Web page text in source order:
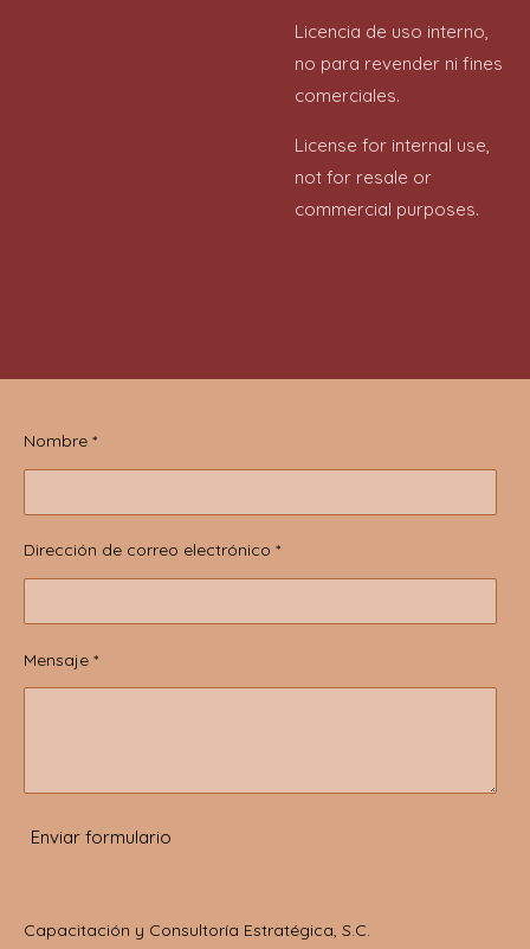
Licencia de uso interno,
no para revender ni fines
comerciales.
License for internal use,
not for resale or
commercial purposes.
Nombre *
Dirección de correo electrónico *
Mensaje *
Enviar formulario
Capacitación y Consultoría Estratégica, S.C.